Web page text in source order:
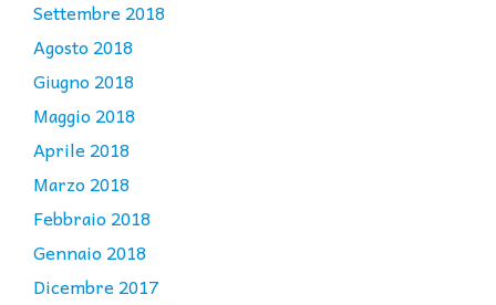
Settembre 2018
Agosto 2018
Giugno 2018
Maggio 2018
Aprile 2018
Marzo 2018
Febbraio 2018
Gennaio 2018
Dicembre 2017